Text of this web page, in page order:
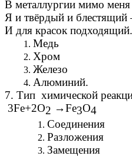
В металлургии мимо
Я и твёрдый и блестящий
И для красок подходящий.
Медь
Хром
Железо
Алюминий.
7. Тип химической
3Fe+2O2 →Fe3O4
Соединения
Разложения
Замещения